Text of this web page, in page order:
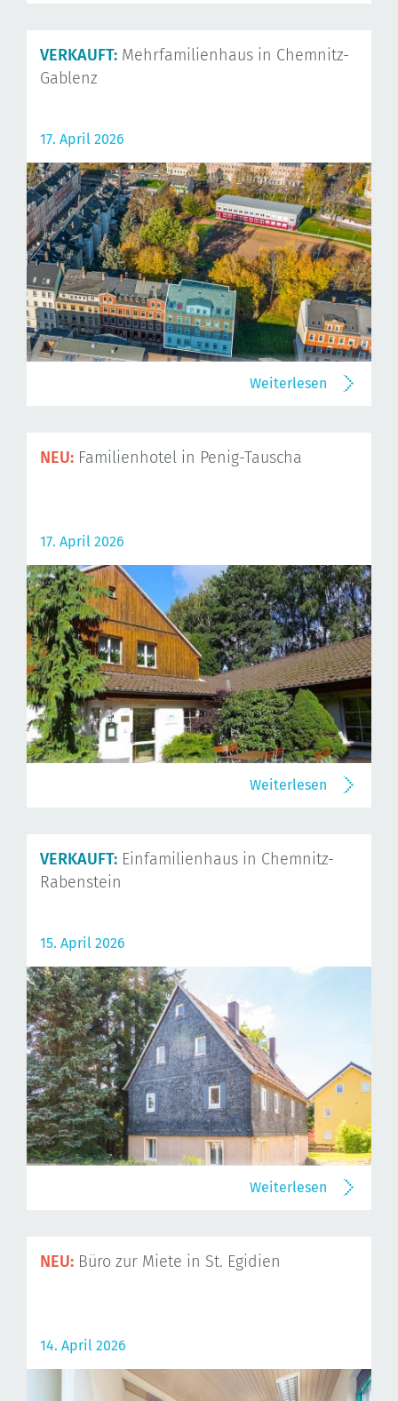
VERKAUFT: Mehrfamilienhaus in Chemnitz-
Gablenz
17. April 2026
Weiterlesen
NEU: Familienhotel in Penig-Tauscha
17. April 2026
Weiterlesen
VERKAUFT: Einfamilienhaus in Chemnitz-
Rabenstein
15. April 2026
Weiterlesen
NEU: Büro zur Miete in St. Egidien
14. April 2026